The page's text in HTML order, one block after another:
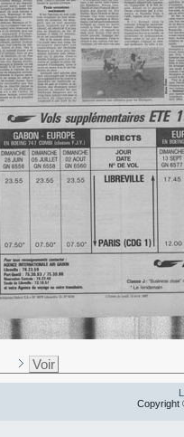
Voir
Copyright